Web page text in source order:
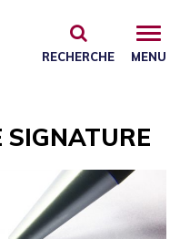
MENU
RECHERCHE
SIGNATURE